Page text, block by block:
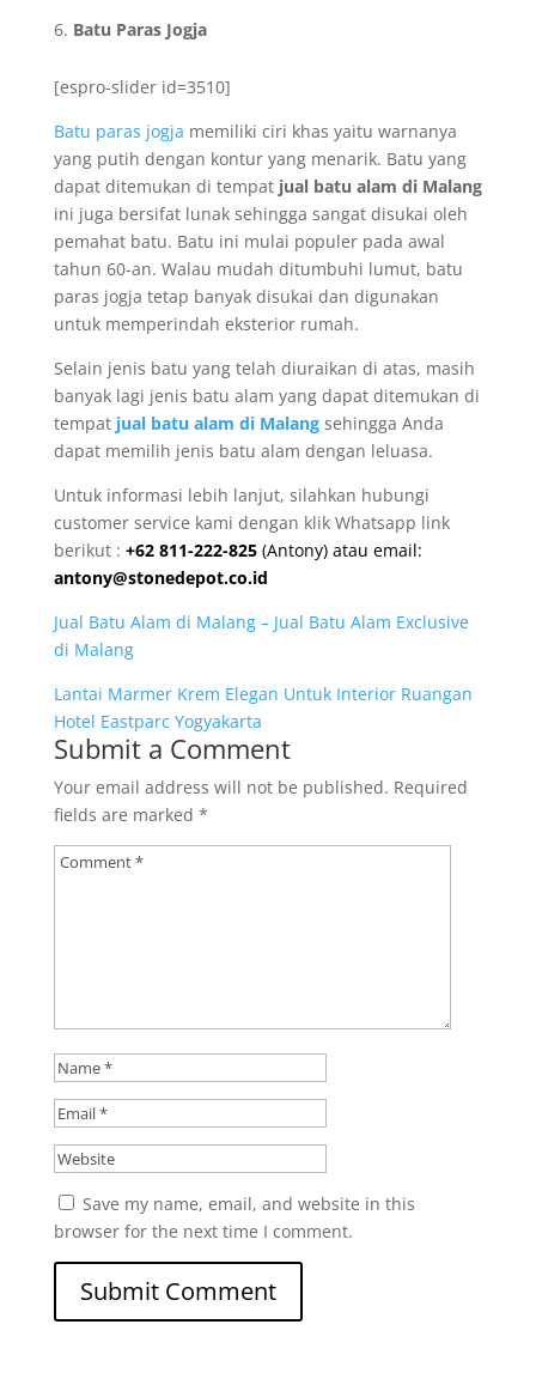
Batu Paras Jogja
[espro-slider id=3510]
Batu paras jogja memiliki ciri khas yaitu warnanya
yang putih dengan kontur yang menarik. Batu yang
dapat ditemukan di tempat jual batu alam di Malang
ini juga bersifat lunak sehingga sangat disukai oleh
pemahat batu. Batu ini mulai populer pada awal
tahun 60-an. Walau mudah ditumbuhi lumut, batu
paras jogja tetap banyak disukai dan digunakan
untuk memperindah eksterior rumah.
Selain jenis batu yang telah diuraikan di atas, masih
banyak lagi jenis batu alam yang dapat ditemukan di
tempat jual batu alam di Malangsehingga Anda
dapat memilih jenis batu alam dengan leluasa.
Untuk informasi lebih lanjut, silahkan hubungi
customer service kami dengan klik Whatsapp link
berikut : +62 811-222-825(Antony) atau email:
antony@stonedepot.co.id
Jual Batu Alam di Malang – Jual Batu Alam Exclusive
di Malang
Lantai Marmer Krem Elegan Untuk Interior Ruangan
Hotel Eastparc Yogyakarta
Submit a Comment
Your email address will not be published. Required
fields are marked *
Save my name, email, and website in this
browser for the next time I comment.